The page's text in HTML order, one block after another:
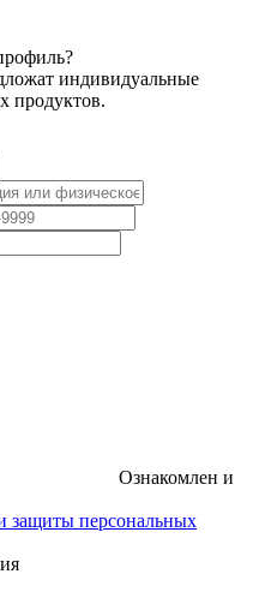
индивидуальные
продуктов.
Ознакомлен и
защиты персональных